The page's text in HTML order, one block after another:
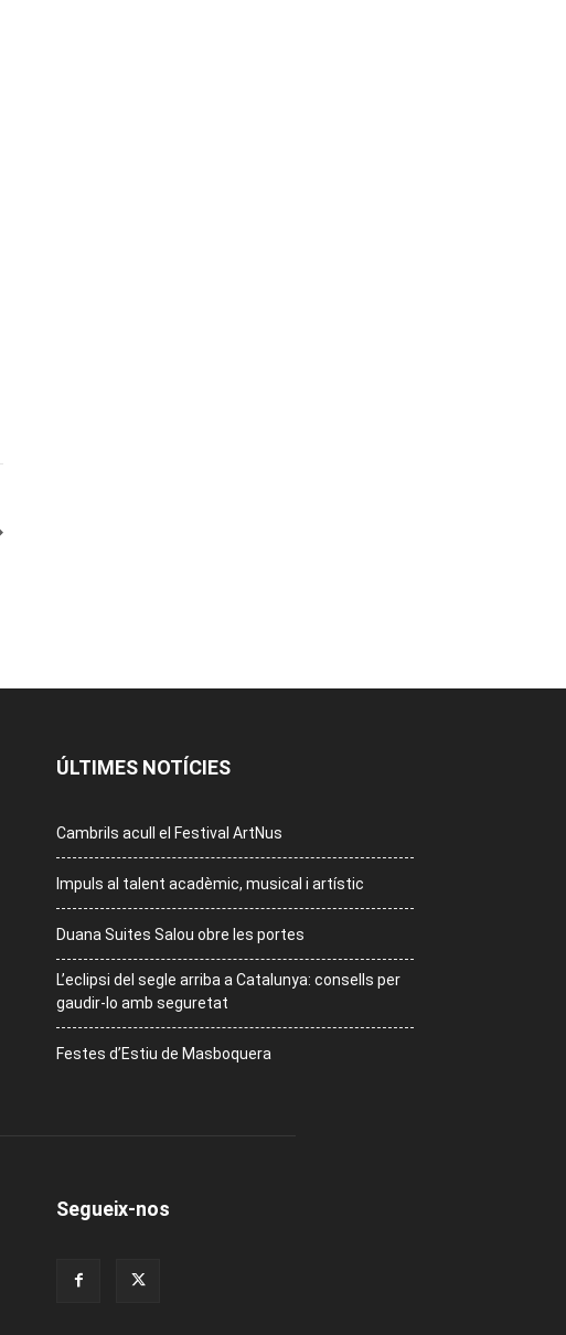
ÚLTIMES NOTÍCIES
Cambrils acull el Festival ArtNus
Impuls al talent acadèmic, musical i artístic
Duana Suites Salou obre les portes
L’eclipsi del segle arriba a Catalunya: consells per
gaudir-lo amb seguretat
Festes d’Estiu de Masboquera
Segueix-nos